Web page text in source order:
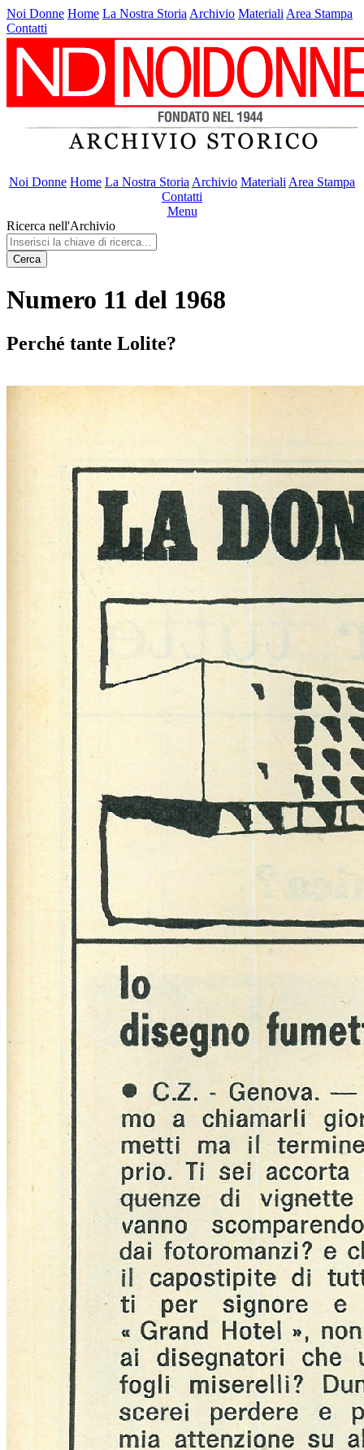
Noi Donne Home La Nostra Storia Archivio Materiali Area Stampa
Contatti
Noi Donne Home La Nostra Storia Archivio Materiali Area Stampa
Contatti
Menu
Ricerca nell'Archivio
Cerca
Numero 11 del 1968
Perché tante Lolite?